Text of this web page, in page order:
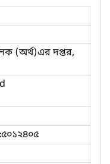
(অর্থ)এর দপ্তর,